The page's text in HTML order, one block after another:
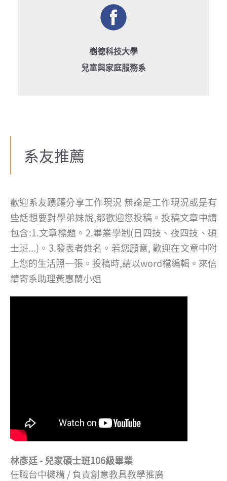
樹德科技大學
兒童與家庭服務系
系友推薦
歡迎系友踴躍分享工作現況 無論是工作現況或是有
些話想要對學弟妹說,都歡迎您投稿。投稿文章中請
包含:1.文章標題。2.畢業學制(日四技、夜四技、碩
士班...)。3.發表者姓名。若您願意, 歡迎在文章中附
上您的生活照一張。投稿時,請以word檔編輯。來信
請寄系助理黃惠蘭小姐
林彥廷 - 兒家碩士班106級畢業
任職台中機構 / 負責創意教具教學推廣